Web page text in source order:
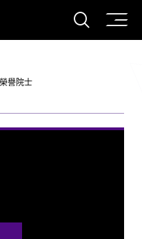
打開
榮譽院士